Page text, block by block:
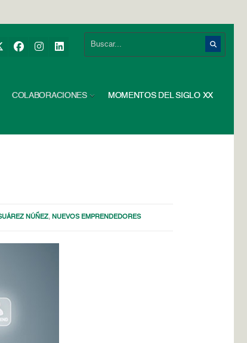
COLABORACIONES MOMENTOS DEL SIGLO XX
NÚÑEZ, NUEVOS EMPRENDEDORES